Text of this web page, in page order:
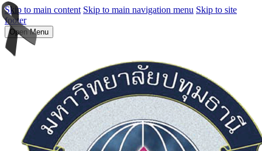
Skip to main content Skip to main navigation menu Skip to site
footer
Open Menu